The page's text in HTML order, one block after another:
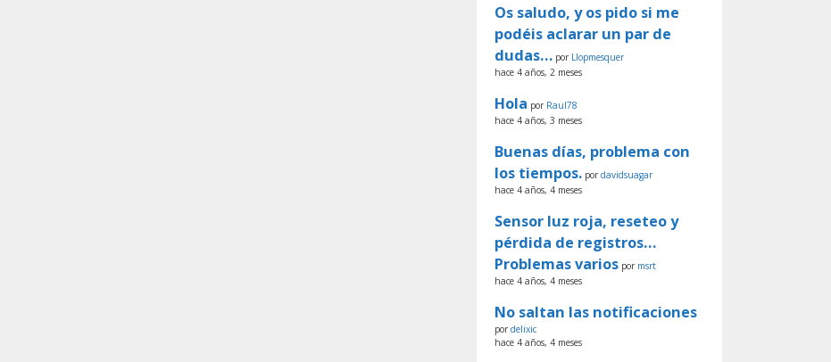
Os saludo, y os pido si me
podéis aclarar un par de
dudas… por Llopmesquer
hace 4 años, 2 meses
Hola por Raul78
hace 4 años, 3 meses
Buenas días, problema con
los tiempos. pordavidsuagar
hace 4 años, 4 meses
Sensor luz roja, reseteo y
pérdida de registros…
Problemas varios por msrt
hace 4 años, 4 meses
No saltan las notificaciones
pordelixic
hace 4 años, 4 meses